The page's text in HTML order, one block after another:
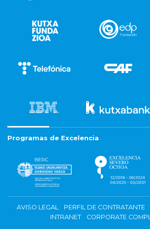
Programas de Excelencia
AVISO LEGAL PERFIL DE CONTRATANTE
INTRANET
CORPORATE